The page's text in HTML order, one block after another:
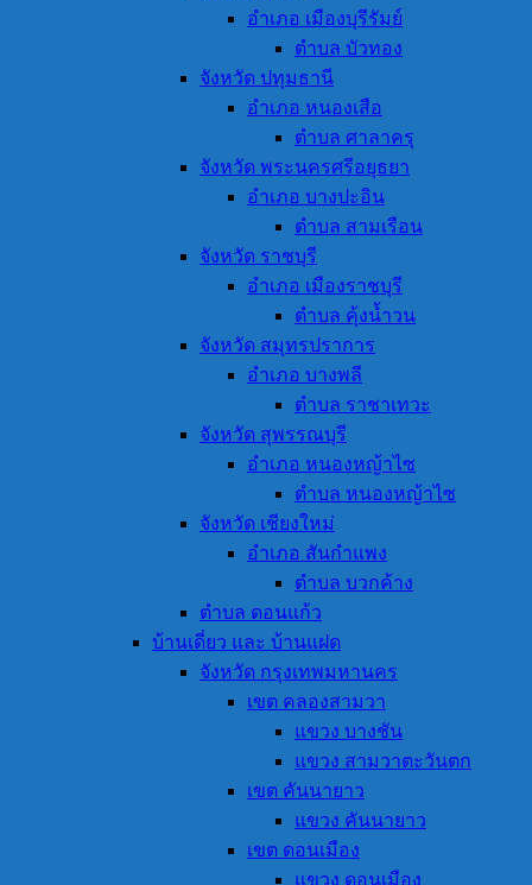
อำเภอ เมืองบุรีรัมย์
ตำบล บัวทอง
จังหวัด ปทุมธานี
อำเภอ หนองเสือ
ตำบล ศาลาครุ
จังหวัด พระนครศรีอยุธยา
อำเภอ บางปะอิน
ตำบล สามเรือน
จังหวัด ราชบุรี
อำเภอ เมืองราชบุรี
ตำบล คุ้งน้ำวน
จังหวัด สมุทรปราการ
อำเภอ บางพลี
ตำบล ราชาเทวะ
จังหวัด สุพรรณบุรี
อำเภอ หนองหญ้าไซ
ตำบล หนองหญ้าไซ
จังหวัด เชียงใหม่
อำเภอ สันกำแพง
ตำบล บวกค้าง
ตำบล ดอนแก้ว
บ้านเดี่ยว และ บ้านแฝด
จังหวัด กรุงเทพมหานคร
เขต คลองสามวา
แขวง บางชัน
แขวง สามวาตะวันตก
เขต คันนายาว
แขวง คันนายาว
เขต ดอนเมือง
แขวง ดอนเมือง